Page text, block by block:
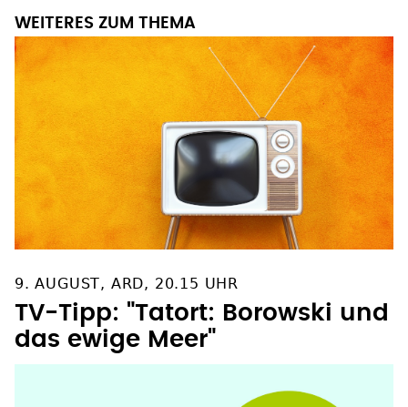
WEITERES ZUM THEMA
9. AUGUST, ARD, 20.15 UHR
TV-Tipp: "Tatort: Borowski und
das ewige Meer"